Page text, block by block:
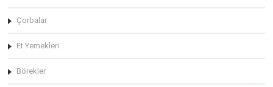
Çorbalar
Et Yemekleri
Börekler